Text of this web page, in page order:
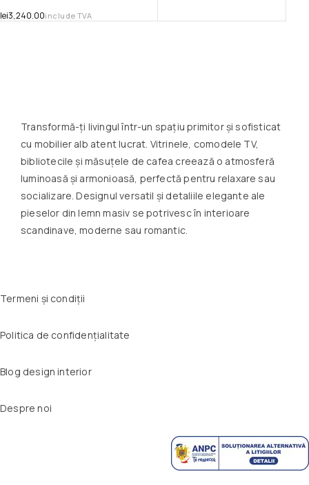
lei3,240.00include TVA
Transformă-ți livingul într-un spațiu primitor și sofisticat
cu mobilier alb atent lucrat. Vitrinele, comodele TV,
bibliotecile și măsuțele de cafea creează o atmosferă
luminoasă și armonioasă, perfectă pentru relaxare sau
socializare. Designul versatil și detaliile elegante ale
pieselor din lemn masiv se potrivesc în interioare
scandinave, moderne sau romantic.
Termeni și condiții
Politica de confidențialitate
Blog design interior
Despre noi